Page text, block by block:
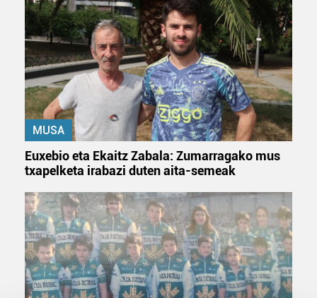
MUSA
Euxebio eta Ekaitz Zabala: Zumarragako mus
txapelketa irabazi duten aita-semeak